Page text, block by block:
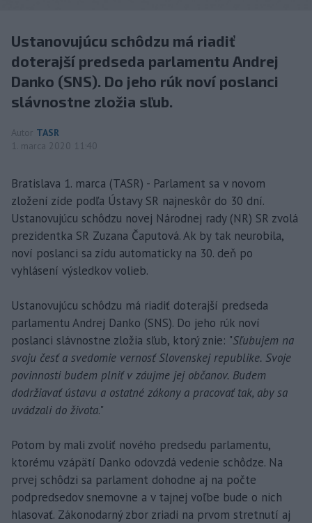
Ustanovujúcu schôdzu má riadiť
doterajší predseda parlamentu Andrej
Danko (SNS). Do jeho rúk noví poslanci
slávnostne zložia sľub.
Autor TASR
1. marca 2020 11:40
Bratislava 1. marca (TASR) - Parlament sa v novom
zložení zíde podľa Ústavy SR najneskôr do 30 dní.
Ustanovujúcu schôdzu novej Národnej rady (NR) SR zvolá
prezidentka SR Zuzana Čaputová. Ak by tak neurobila,
noví poslanci sa zídu automaticky na 30. deň po
vyhlásení výsledkov volieb.
Ustanovujúcu schôdzu má riadiť doterajší predseda
parlamentu Andrej Danko (SNS). Do jeho rúk noví
poslanci slávnostne zložia sľub, ktorý znie: "Sľubujem na
svoju česť a svedomie vernosť Slovenskej republike. Svoje
povinnosti budem plniť v záujme jej občanov. Budem
dodržiavať ústavu a ostatné zákony a pracovať tak, aby sa
uvádzali do života."
Potom by mali zvoliť nového predsedu parlamentu,
ktorému vzápätí Danko odovzdá vedenie schôdze. Na
prvej schôdzi sa parlament dohodne aj na počte
podpredsedov snemovne a v tajnej voľbe bude o nich
hlasovať. Zákonodarný zbor zriadi na prvom stretnutí aj